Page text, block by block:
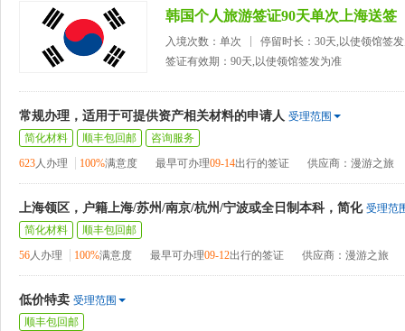
韩国个人旅游签证90天单次上海送签
入境次数：单次
停留时长：30天,以使领馆签
签证有效期：90天,以使领馆签发为准
常规办理，适用于可提供资产相关材料的申请人 受理范围
简化材料
顺丰包回邮
咨询服务
623人办理 100%满意度 最早可办理09-14出行的签证 供应商：漫游之旅
上海领区，户籍上海/苏州/南京/杭州/宁波或全日制本科，简化 受理范
简化材料
顺丰包回邮
56人办理 100%满意度 最早可办理09-12出行的签证 供应商：漫游之旅
低价特卖 受理范围
顺丰包回邮